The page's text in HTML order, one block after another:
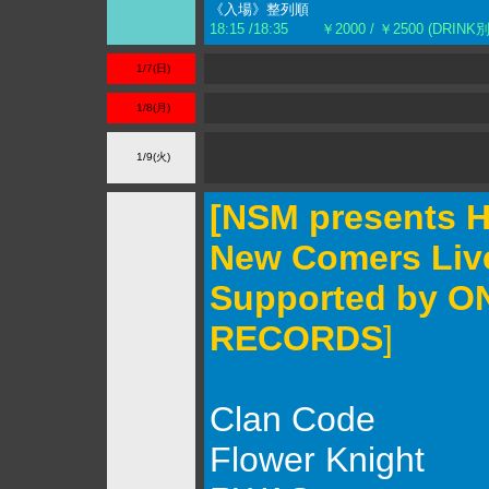
《入場》整列順
18:15 /18:35 ￥2000 / ￥2500 (DRINK
1/7(日)
1/8(月)
1/9(火)
[NSM presents
New Comers
Supported by
RECORDS]
Clan Code
Flower Knight